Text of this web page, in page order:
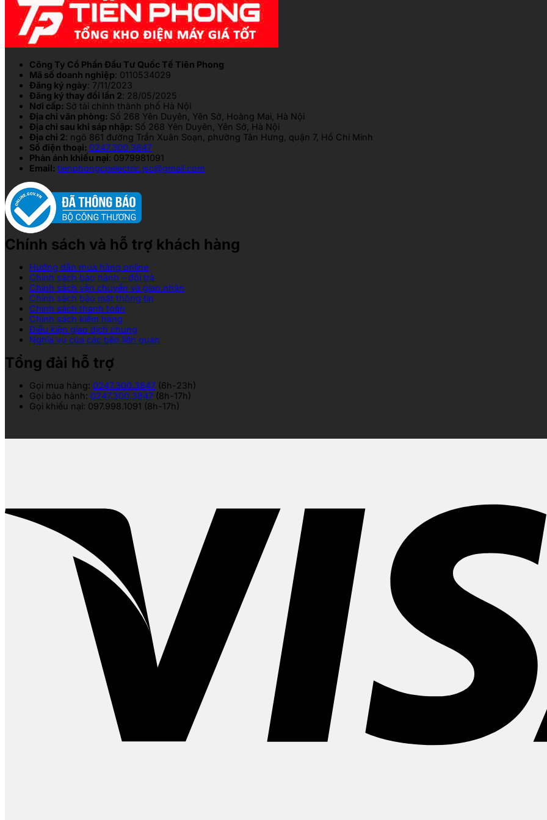
Công Ty Cổ Phần Đầu Tư Quốc Tế Tiên Phong
Mã số doanh nghiệp: 0110534029
Đăng ký ngày: 7/11/2023
Đăng ký thay đổi lần 2: 28/05/2025
Nơi cấp: Sở tài chính thành phố Hà Nội
Địa chỉ văn phòng: Số 268 Yên Duyên, Yên Sở, Hoàng Mai, Hà Nội
Địa chỉ sau khi sáp nhập: Số 268 Yên Duyên, Yên Sở, Hà Nội
Địa chỉ 2: ngõ 861 đường Trần Xuân Soạn, phường Tân Hưng, quận 7, Hồ Chí Minh
Số điện thoại: 0247.300.3847
Phản ánh khiếu nại: 0979981091
Email: tienphongcpelectric.jsc@gmail.com
Chính sách và hỗ trợ khách hàng
Hướng dẫn mua hàng online
Chính sách bảo hành – đổi trả
Chính sách vận chuyển và giao nhận
Chính sách bảo mật thông tin
Chính sách thanh toán
Chính sách kiểm hàng
Điều kiện giao dịch chung
Nghĩa vụ của các bên liên quan
Tổng đài hỗ trợ
Gọi mua hàng: 0247.300.3847 (6h-23h)
Gọi bảo hành: 0247.300.3847 (8h-17h)
Gọi khiếu nại: 097.998.1091 (8h-17h)